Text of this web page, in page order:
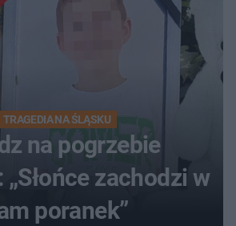
TRAGEDIA NA ŚLĄSKU
na pogrzebie
„Słońce zachodzi w
poranek”